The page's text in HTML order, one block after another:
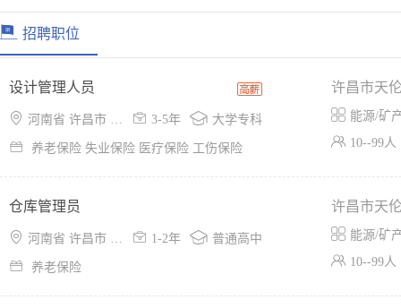
招聘职位
设计管理人员
 河南省 许昌市 魏都区  3-5年  大学专科
 养老保险 失业保险 医疗保险 工伤保险
许昌市天
 能源/矿
 10--99人
仓库管理员
 河南省 许昌市 建安区  1-2年  普通高中
 养老保险
许昌市天
 能源/矿
 10--99人